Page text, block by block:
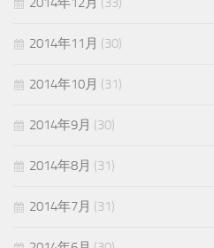
2014年11月 (30)
2014年10月 (31)
2014年9月 (30)
2014年8月 (31)
2014年7月 (31)